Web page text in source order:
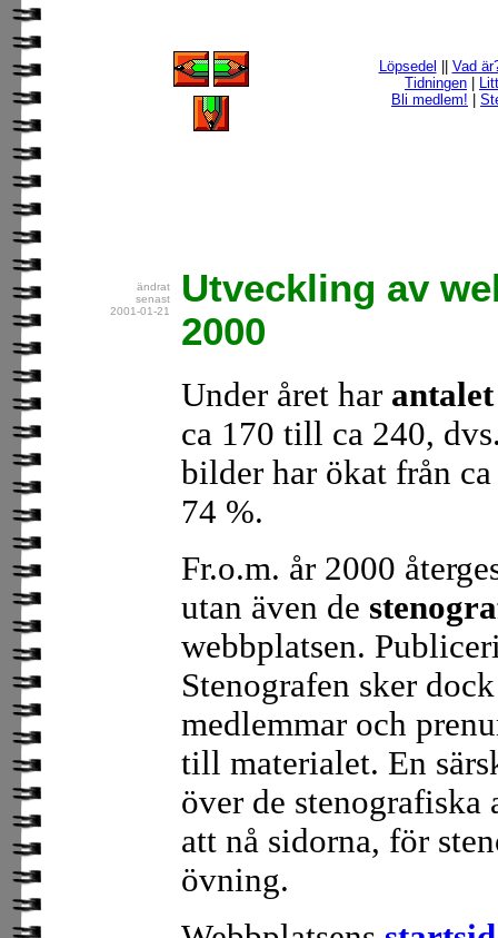
Löpsedel
Vad
Tidningen
Bli medlem!
ändrat
senast
2001-01-21
Utveckling av
2000
Under året har
ca 170 till ca 240,
bilder har ökat från
74 %.
Fr.o.m. år 2000
utan även de
webbplatsen.
Stenografen sker
medlemmar och
till materialet. En
över de
att nå sidorna, för
övning.